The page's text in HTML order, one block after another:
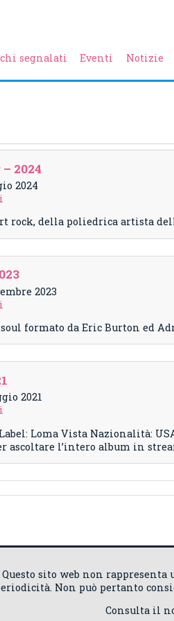
segnalati Eventi Notizie
2024
2024
rock, della poliedrica artista
2023
formato da Eric Burton ed
2021
Loma Vista Nazionalità:
ascoltare l’intero album in
Questo sito web non
Non può pertanto
Consulta il